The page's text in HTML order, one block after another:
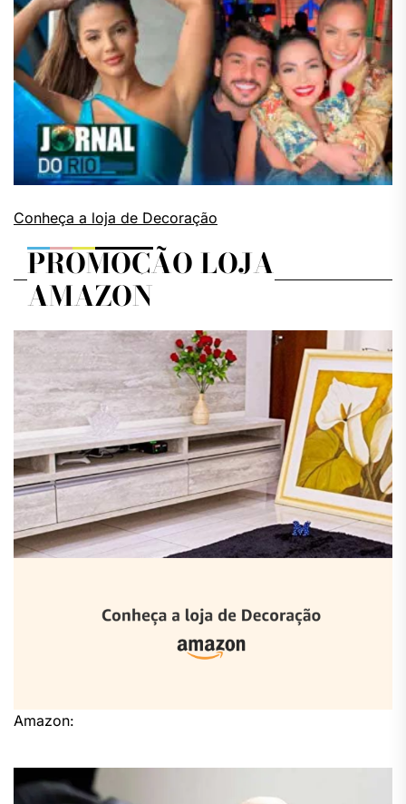
Conheça a loja de Decoração
PROMOÇÃO LOJA
AMAZON
Amazon: